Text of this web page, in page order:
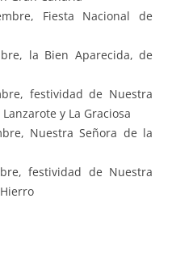
Fiesta Nacional de
la Bien Aparecida, de
festividad de Nuestra
y La Graciosa
Nuestra Señora de la
festividad de Nuestra